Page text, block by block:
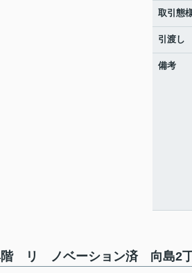
取引態
引渡し
備考
リ ノベーション済 向島2丁